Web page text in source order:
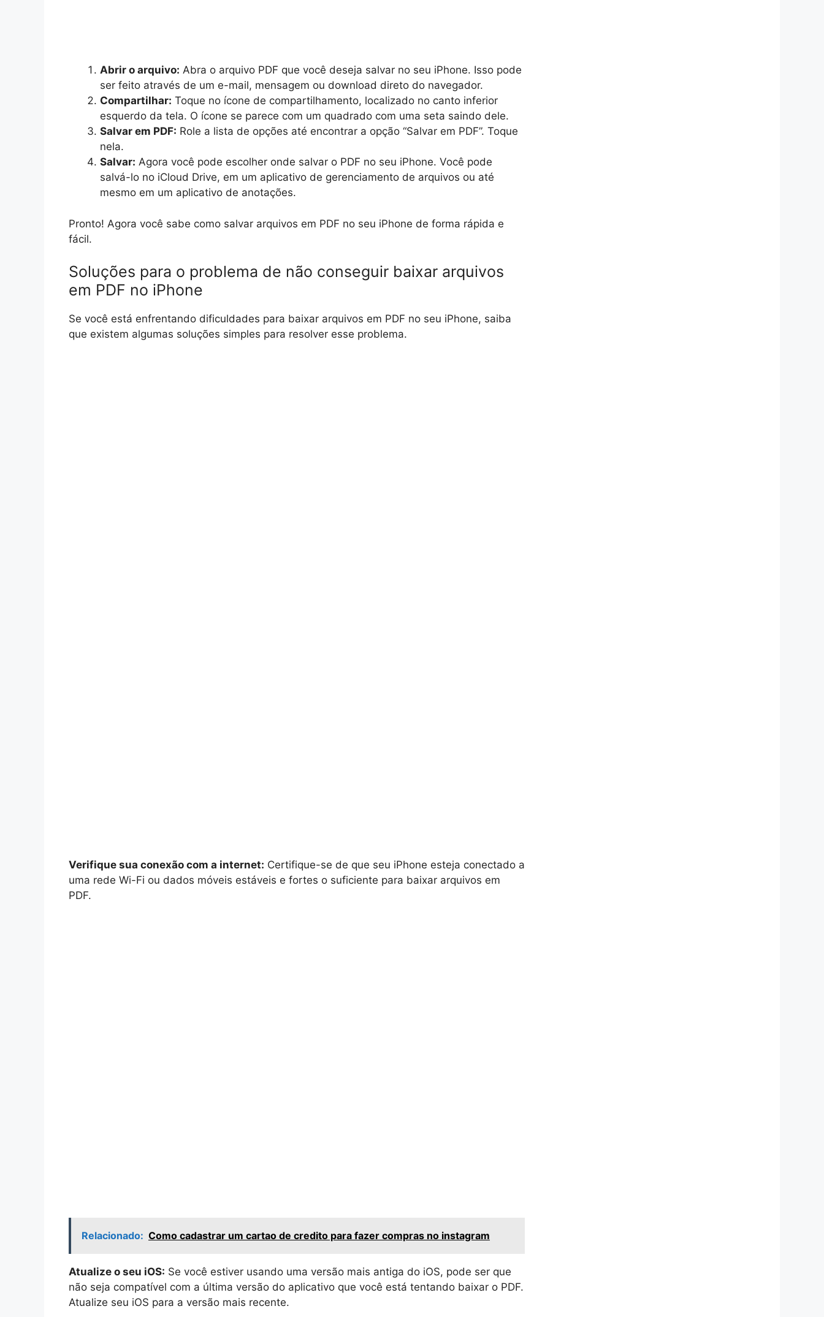
Abrir o arquivo: Abra o arquivo PDF que você deseja salvar no seu iPhone. Isso pode
ser feito através de um e-mail, mensagem ou download direto do navegador.
Compartilhar: Toque no ícone de compartilhamento, localizado no canto inferior
esquerdo da tela. O ícone se parece com um quadrado com uma seta saindo dele.
Salvar em PDF: Role a lista de opções até encontrar a opção “Salvar em PDF”. Toque
nela.
Salvar: Agora você pode escolher onde salvar o PDF no seu iPhone. Você pode
salvá-lo no iCloud Drive, em um aplicativo de gerenciamento de arquivos ou até
mesmo em um aplicativo de anotações.
Pronto! Agora você sabe como salvar arquivos em PDF no seu iPhone de forma rápida e
fácil.
Soluções para o problema de não conseguir baixar arquivos
em PDF no iPhone
Se você está enfrentando dificuldades para baixar arquivos em PDF no seu iPhone, saiba
que existem algumas soluções simples para resolver esse problema.
Verifique sua conexão com a internet: Certifique-se de que seu iPhone esteja conectado a
uma rede Wi-Fi ou dados móveis estáveis e fortes o suficiente para baixar arquivos em
PDF.
Relacionado: Como cadastrar um cartao de credito para fazer compras no instagram
Atualize o seu iOS: Se você estiver usando uma versão mais antiga do iOS, pode ser que
não seja compatível com a última versão do aplicativo que você está tentando baixar o PDF.
Atualize seu iOS para a versão mais recente.